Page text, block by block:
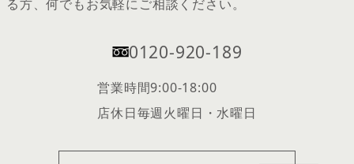
る方、何でもお気軽にご相談ください。
0120-920-189
営業時間9:00-18:00
店休日毎週火曜日・水曜日